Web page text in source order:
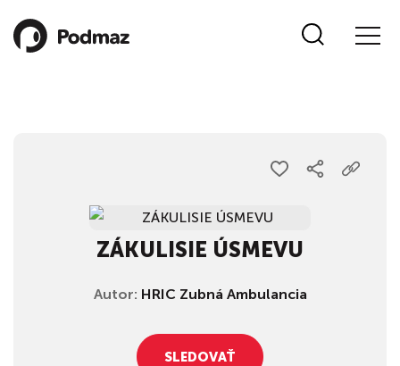
ZÁKULISIE ÚSMEVU
Autor: HRIC Zubná Ambulancia
SLEDOVAŤ